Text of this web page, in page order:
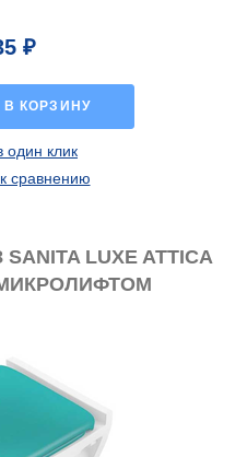
₽
КОРЗИНУ
один клик
сравнению
LUXE ATTICA
МИКРОЛИФТОМ